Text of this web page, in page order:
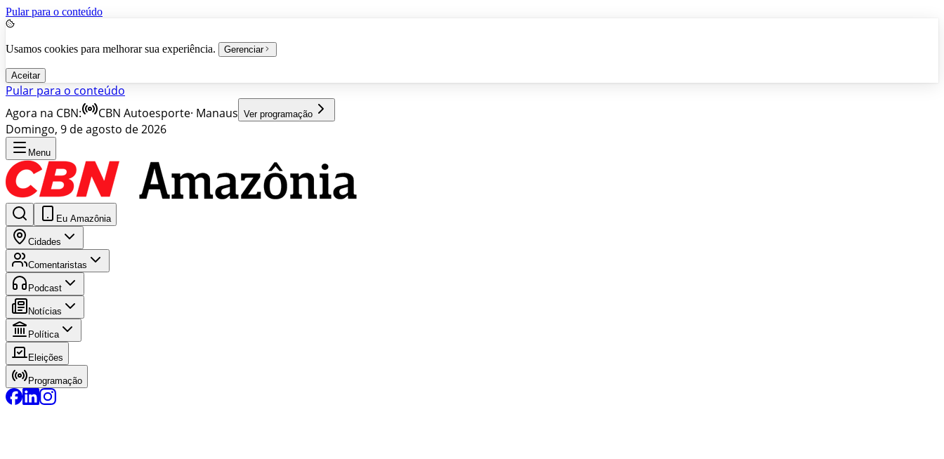
Pular para o conteúdo
Usamos cookies para melhorar sua experiência. Gerenciar
Aceitar
Pular para o conteúdo
Agora na CBN:
CBN Autoesporte· Manaus Ver programação
Domingo, 9 de agosto de 2026
Menu
Eu Amazônia
Cidades
Comentaristas
Podcast
Notícias
Política
Eleições
Programação